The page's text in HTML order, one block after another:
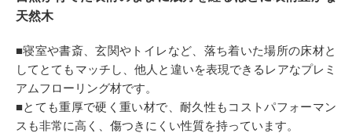
Q＆A 販売・施工代理店募集
お気に入り
天然木
■寝室や書斎、玄関やトイレなど、落ち着いた場所の床材と
してとてもマッチし、他人と違いを表現できるレアなプレミ
アムフローリング材です。
■とても重厚で硬く重い材で、耐久性もコストパフォーマン
スも非常に高く、傷つきにくい性質を持っています。